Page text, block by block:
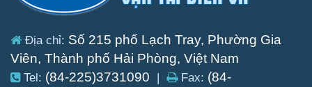
Địa chỉ: Số 215 phố Lạch Tray, Phường Gia
Viên, Thành phố Hải Phòng, Việt Nam
Tel: (84-225)3731090 Fax: (84-